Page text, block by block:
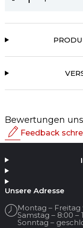
Bewertungen
Feedback
Ihr Name
Ihre E-Mail
Unsere Adresse
Montag – Freitag
Samstag – 8:00 –
Sonntag –